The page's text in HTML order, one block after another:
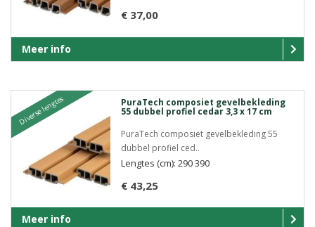
€ 37,00
Meer info
Diverse lengtes PuraTech composiet gevelbekleding
55 dubbel profiel cedar 3,3 x 17 cm
PuraTech composiet gevelbekleding 55
dubbel profiel ced..
€ 43,25
Lengtes (cm): 290 390
Meer info